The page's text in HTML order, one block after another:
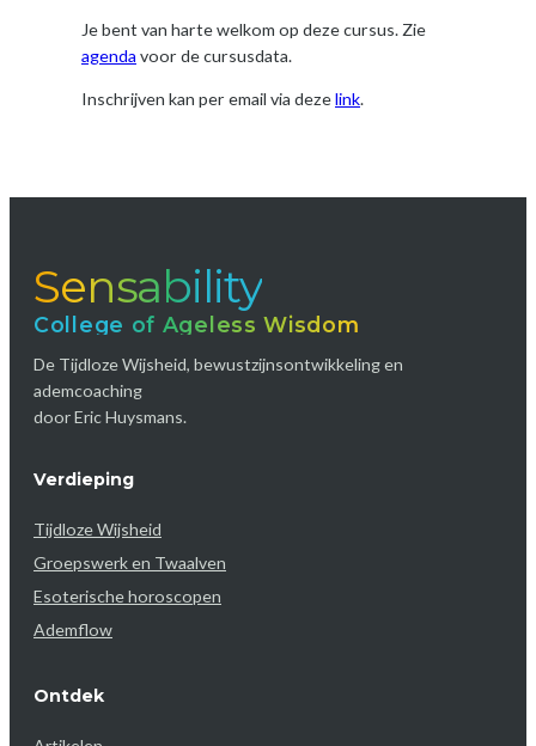
Je bent van harte welkom op deze cursus. Zie
agenda voor de cursusdata.
Inschrijven kan per email via dezelink.
Sensability
College of Ageless Wisdom
De Tijdloze Wijsheid, bewustzijnsontwikkeling en
ademcoaching
door Eric Huysmans.
Verdieping
Tijdloze Wijsheid
Groepswerk en Twaalven
Esoterische horoscopen
Ademflow
Ontdek